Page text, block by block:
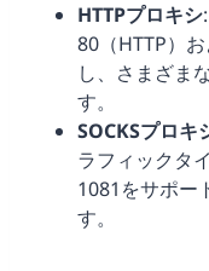
HTTPプロキシ
80（HTTP）
し、さまざま
す。
SOCKSプロキ
ラフィックタ
1081をサポー
す。